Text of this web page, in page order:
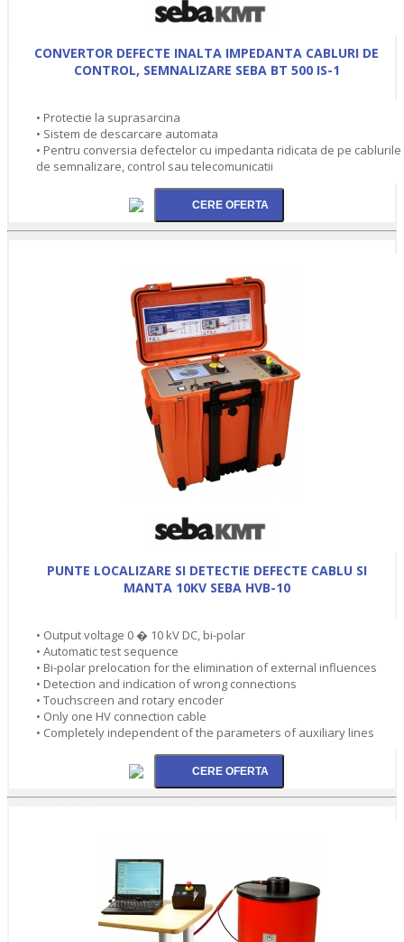
CONVERTOR DEFECTE INALTA IMPEDANTA CABLURI DE
CONTROL, SEMNALIZARE SEBA BT 500 IS-1
• Protectie la suprasarcina
• Sistem de descarcare automata
• Pentru conversia defectelor cu impedanta ridicata de pe cablurile
de semnalizare, control sau telecomunicatii
PUNTE LOCALIZARE SI DETECTIE DEFECTE CABLU SI
MANTA 10KV SEBA HVB-10
• Output voltage 0 � 10 kV DC, bi-polar
• Automatic test sequence
• Bi-polar prelocation for the elimination of external influences
• Detection and indication of wrong connections
• Touchscreen and rotary encoder
• Only one HV connection cable
• Completely independent of the parameters of auxiliary lines